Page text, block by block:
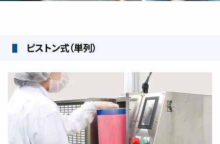
ピストン式（単列）